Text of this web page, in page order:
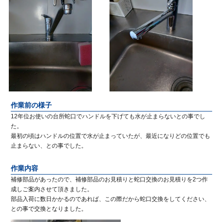
作業前の様子
12年位お使いの台所蛇口でハンドルを下げても水が止まらないとの事でし
た。
最初の頃はハンドルの位置で水が止まっていたが、最近になりどの位置でも
止まらない、との事でした。
作業内容
補修部品があったので、補修部品のお見積りと蛇口交換のお見積りを2つ作
成しご案内させて頂きました。
部品入荷に数日かかるのであれば、この際だから蛇口交換をしてください、
との事で交換となりました。